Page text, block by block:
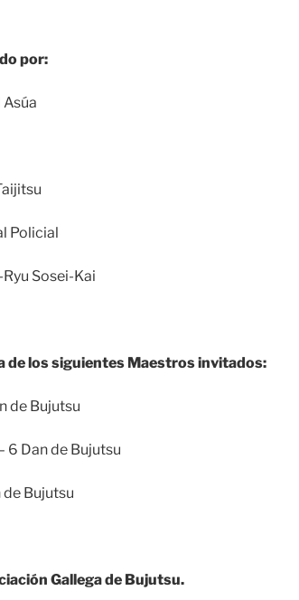
por:
Policial
Sosei-Kai
de los siguientes Maestros invitados:
de Bujutsu
6 Dan de Bujutsu
de Bujutsu
Gallega de Bujutsu.